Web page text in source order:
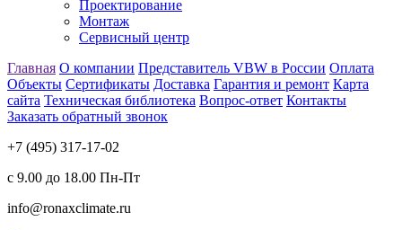
Проектирование
Монтаж
Сервисный центр
Главная О компании Представитель VBW в России Оплата
Объекты Сертификаты Доставка Гарантия и ремонт Карта
сайта Техническая библиотека Вопрос-ответ Контакты
Заказать обратный звонок
+7 (495) 317-17-02
с 9.00 до 18.00 Пн-Пт
info@ronaxclimate.ru